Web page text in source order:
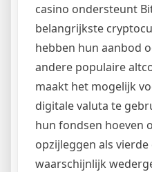
casino ondersteunt
belangrijkste
hebben hun aanbod
andere populaire
maakt het mogelijk
digitale valuta te
hun fondsen hoeven
opzijleggen als
waarschijnlijk